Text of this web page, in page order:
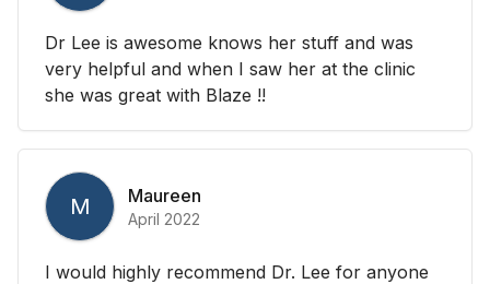
Dr Lee is awesome knows her stuff and was
very helpful and when I saw her at the clinic
she was great with Blaze !!
M Maureen
April 2022
I would highly recommend Dr. Lee for anyone